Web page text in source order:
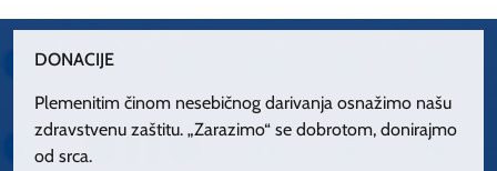
DONACIJE
Plemenitim činom nesebičnog darivanja osnažimo našu
zdravstvenu zaštitu. „Zarazimo“ se dobrotom, donirajmo
od srca.